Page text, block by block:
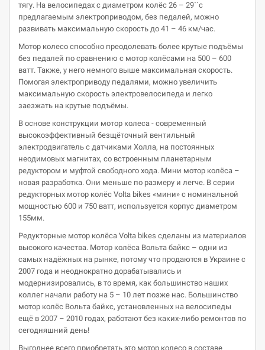
тягу. На велосипедах с диаметром колёс 26 – 29``с
предлагаемым электроприводом, без педалей, можно
развивать максимальную скорость до 41 – 46 км/час.
Мотор колесо способно преодолевать более крутые подъёмы
без педалей по сравнению с мотор колёсами на 500 – 600
ватт. Также, у него немного выше максимальная скорость.
Помогая электроприводу педалями, можно увеличить
максимальную скорость электровелосипеда и легко
заезжать на крутые подъёмы.
В основе конструкции мотор колеса - современный
высокоэффективный безщёточный вентильный
электродвигатель с датчиками Холла, на постоянных
неодимовых магнитах, со встроенным планетарным
редуктором и муфтой свободного хода. Мини мотор колёса –
новая разработка. Они меньше по размеру и легче. В серии
редукторных мотор колёс Volta bikes «мини» с номинальной
мощностью 600 и 750 ватт, используется корпус диаметром
155мм.
Редукторные мотор колёса Volta bikes сделаны из материалов
высокого качества. Мотор колёса Вольта байкс – одни из
самых надёжных на рынке, потому что продаются в Украине с
2007 года и неоднократно дорабатывались и
модернизировались, в то время, как большинство наших
коллег начали работу на 5 – 10 лет позже нас. Большинство
мотор колёс Вольта байкс, установленных на велосипеды
ещё в 2007 – 2010 годах, работают без каких-либо ремонтов по
сегодняшний день!
Выгоднее всего приобретать это мотор колесо в составе